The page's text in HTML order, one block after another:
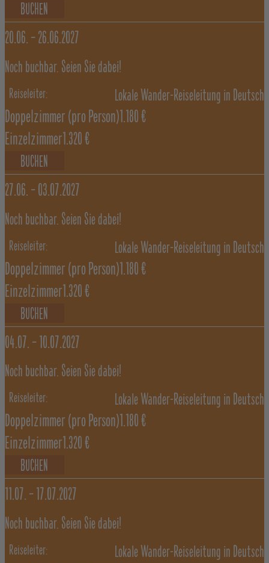
BUCHEN
20.06. –26.06.2027
Noch buchbar. Seien Sie dabei!
Lokale Wander-Reiseleitung in Deutsch
Doppelzimmer (pro Person)1.180 €
Einzelzimmer1.320 €
BUCHEN
27.06. –03.07.2027
Noch buchbar. Seien Sie dabei!
Lokale Wander-Reiseleitung in Deutsch
Doppelzimmer (pro Person)1.180 €
Einzelzimmer1.320 €
BUCHEN
04.07. –10.07.2027
Noch buchbar. Seien Sie dabei!
Lokale Wander-Reiseleitung in Deutsch
Doppelzimmer (pro Person)1.180 €
Einzelzimmer1.320 €
BUCHEN
11.07. –17.07.2027
Noch buchbar. Seien Sie dabei!
Lokale Wander-Reiseleitung in Deutsch